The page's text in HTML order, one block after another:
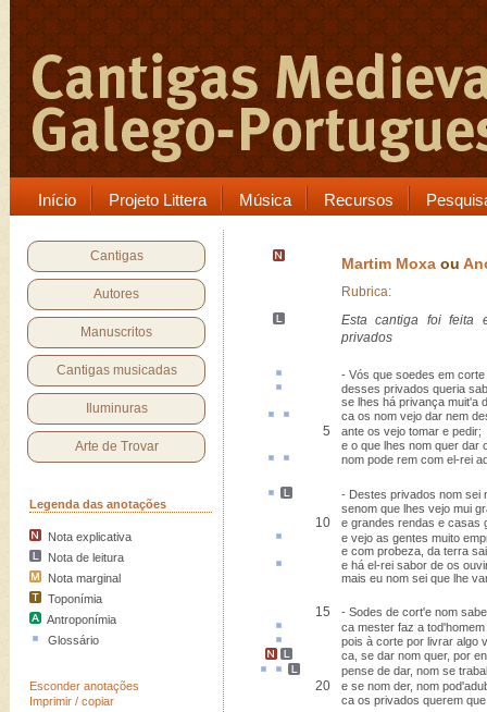
Início Projeto Littera Música Recursos
Cantigas
Autores
Manuscritos
Cantigas musicadas
Iluminuras
Arte de Trovar
Legenda das anotações
Nota explicativa
Nota de leitura
Nota marginal
Toponímia
Antroponímia
Glossário
Esconder anotações
Imprimir / copiar
Martim Moxa ou
Rubrica:
Esta cantiga foi feita
privados
- Vós que soedes em corte
desses privados queria
se lhes há privança muit'a
ca os nom vejo dar nem
5
ante os vejo tomar e pedir;
e o que lhes nom quer dar
nom pode rem com el-rei
- Destes privados nom sei
senom que lhes vejo mui
10
e grandes rendas e casas
e vejo as gentes muito
e com probeza, da terra
e há el-rei sabor de os
mais eu nom sei que lhe
15
- Sodes de cort'e nom
ca mester faz a
pois à corte por livrar algo
ca, se dar nom quer, por
pense de dar, nom se
20
e se nom der, nom
ca os privados querem